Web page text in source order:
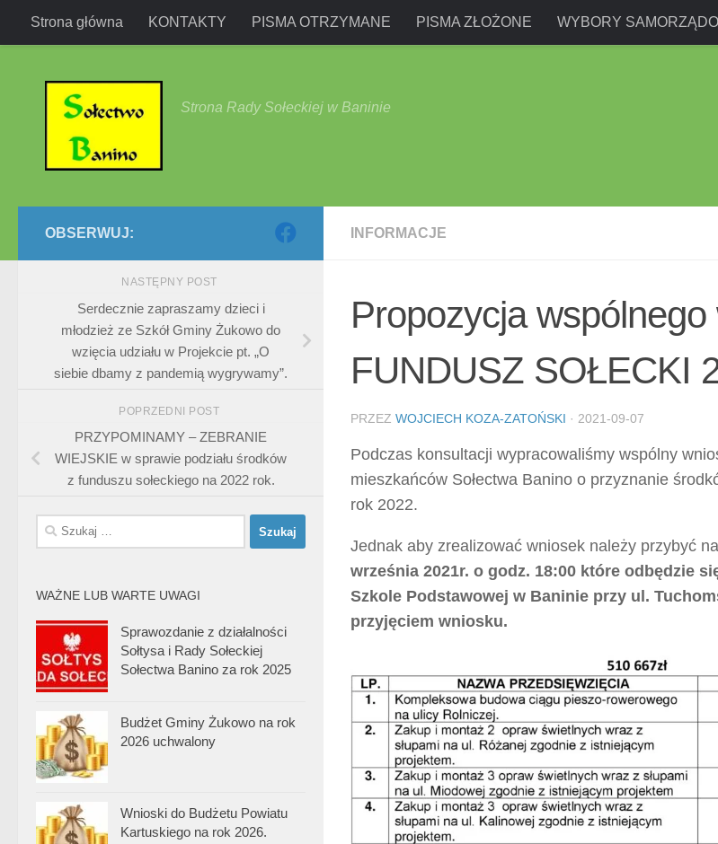
Przejdź do treści
Strona główna KONTAKTY PISMA OTRZYMANE PISMA ZŁOŻONE WYBORY
Strona Rady Sołeckiej w Baninie
INFORMACJE
Propozycja wspólnego
FUNDUSZ SOŁECKI
PRZEZ WOJCIECH KOZA-ZATOŃSKI · 2021-09-07
Podczas konsultacji wypracowaliśmy wspólny
mieszkańców Sołectwa Banino o przyznanie
rok 2022.
Jednak aby zrealizować wniosek należy przybyć na
września 2021r. o godz. 18:00 które odbędzie
Szkole Podstawowej w Baninie przy ul.
przyjęciem wniosku.
OBSERWUJ:
NASTĘPNY POST
Serdecznie zapraszamy dzieci i
młodzież ze Szkół Gminy Żukowo do
wzięcia udziału w Projekcie pt. „O
siebie dbamy z pandemią wygrywamy”.
POPRZEDNI POST
PRZYPOMINAMY – ZEBRANIE
WIEJSKIE w sprawie podziału środków
z funduszu sołeckiego na 2022 rok.
Szukaj:
WAŻNE LUB WARTE UWAGI
Sprawozdanie z działalności
Sołtysa i Rady Sołeckiej
Sołectwa Banino za rok 2025
Budżet Gminy Żukowo na rok
2026 uchwalony
Wnioski do Budżetu Powiatu
Kartuskiego na rok 2026.